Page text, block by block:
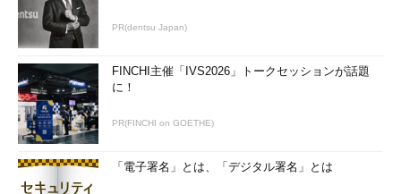
PR(dentsu Japan)
FINCHI主催「IVS2026」トークセッションが話題
に！
PR(FINCHI on GOETHE)
「電子署名」とは、「デジタル署名」とは